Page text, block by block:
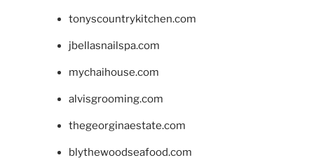
tonyscountrykitchen.com
jbellasnailspa.com
mychaihouse.com
alvisgrooming.com
thegeorginaestate.com
blythewoodseafood.com